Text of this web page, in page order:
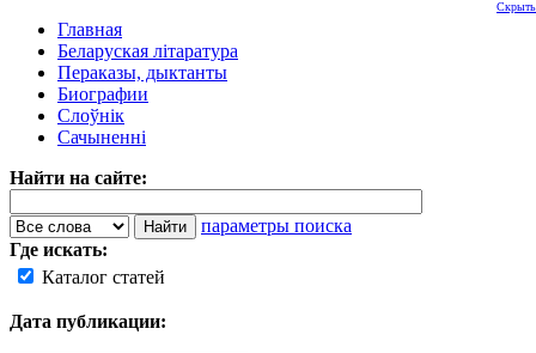
Главная
Беларуская літаратура
Пераказы, дыктанты
Биографии
Слоўнік
Сачыненні
Найти на сайте:
параметры поиска
Где искать:
Каталог статей
Дата публикации:
Скрыть